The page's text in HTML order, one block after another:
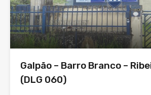
Galpão – Barro Branco –
(DLG 060)